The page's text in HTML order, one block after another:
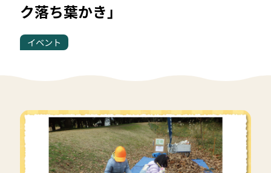
ク落ち葉かき」
イベント